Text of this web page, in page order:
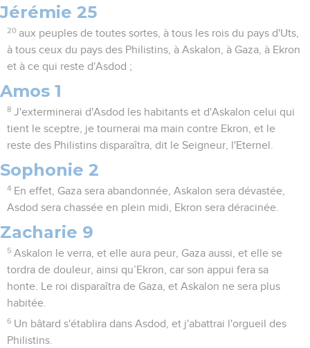
Jérémie 25
20 aux peuples de toutes sortes, à tous les rois du pays d'Uts,
à tous ceux du pays des Philistins, à Askalon, à Gaza, à Ekron
et à ce qui reste d'Asdod ;
Amos 1
8 J'exterminerai d'Asdod les habitants et d'Askalon celui qui
tient le sceptre, je tournerai ma main contre Ekron, et le
reste des Philistins disparaîtra, dit le Seigneur, l'Eternel.
Sophonie 2
4 En effet, Gaza sera abandonnée, Askalon sera dévastée,
Asdod sera chassée en plein midi, Ekron sera déracinée.
Zacharie 9
5 Askalon le verra, et elle aura peur, Gaza aussi, et elle se
tordra de douleur, ainsi qu’Ekron, car son appui fera sa
honte. Le roi disparaîtra de Gaza, et Askalon ne sera plus
habitée.
6 Un bâtard s'établira dans Asdod, et j'abattrai l'orgueil des
Philistins.